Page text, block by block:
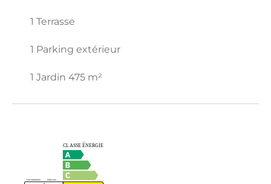
1 Terrasse
1 Parking extérieur
1 Jardin 475 m²